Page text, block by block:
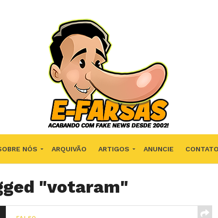
NÓS ARQUIVÃO ARTIGOS ANUNCIE CONTATO
"votaram"